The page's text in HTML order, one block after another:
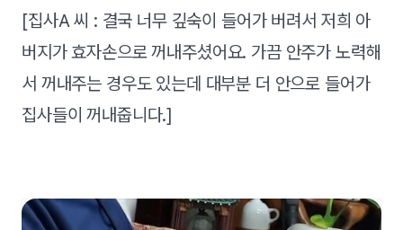
[집사A 씨 : 결국 너무 깊숙이 들어가 버려서 저희 아
버지가 효자손으로 꺼내주셨어요. 가끔 안주가 노력해
서 꺼내주는 경우도 있는데 대부분 더 안으로 들어가
집사들이 꺼내줍니다.]